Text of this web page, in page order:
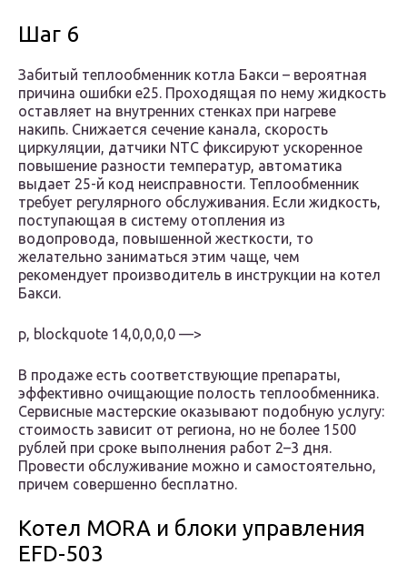
Шаг 6
Забитый теплообменник котла Бакси – вероятная
причина ошибки е25. Проходящая по нему жидкость
оставляет на внутренних стенках при нагреве
накипь. Снижается сечение канала, скорость
циркуляции, датчики NTC фиксируют ускоренное
повышение разности температур, автоматика
выдает 25-й код неисправности. Теплообменник
требует регулярного обслуживания. Если жидкость,
поступающая в систему отопления из
водопровода, повышенной жесткости, то
желательно заниматься этим чаще, чем
рекомендует производитель в инструкции на котел
Бакси.
p, blockquote 14,0,0,0,0 —>
В продаже есть соответствующие препараты,
эффективно очищающие полость теплообменника.
Сервисные мастерские оказывают подобную услугу:
стоимость зависит от региона, но не более 1500
рублей при сроке выполнения работ 2–3 дня.
Провести обслуживание можно и самостоятельно,
причем совершенно бесплатно.
Котел MORA и блоки управления
EFD-503